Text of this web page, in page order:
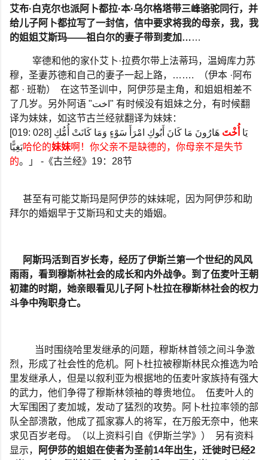
艾布·白克尔也派阿卜都拉·本·乌尔格塔带三峰骆驼同行，并
给儿子阿卜都拉写了一封信，信中要求将我的母亲，我，我
的姐姐艾斯玛——祖白尔的妻子带到麦加……
宰德和他的家仆艾卜·拉费尔带上法蒂玛，温姆库力苏
穆，圣妻苏德和自己的妻子一起上路，
……. （伊本 · 阿布
都 · 班勒）
在这节圣训中，阿伊莎是主角，和姐姐相差不
了几岁。另外阿语
"اخت" 有时候没有姐妹之分，有时候翻
译为妹妹，如这节古兰经就翻译为妹妹：
[019: 028] يَا أُخْتَ هَارُونَ مَا كَانَ أَبُوكِ امْرَأَ سَوْءٍ وَمَا كَانَتْ أُمُّكِ
بَغِيًّا哈伦的妹妹啊！你父亲不是缺德的，你母亲不是失节
的。」 - 《古兰经》 19： 28节
甚至有可能艾斯玛是阿伊莎的妹妹呢，因为阿伊莎和助
拜尔的婚姻早于艾斯玛和丈夫的婚姻。
阿斯玛活到百岁长寿，经历了伊斯兰第一个世纪的风风
雨雨，看到穆斯林社会的成长和内外战争。到了伍麦叶王朝
初建的时期，她亲眼看见儿子阿卜杜拉在穆斯林社会的权力
斗争中殉职身亡。
当时围绕哈里发继承的问题，穆斯林首领之间斗争激
烈，形成了社会性的危机。阿卜杜拉被穆斯林民众推选为哈
里发继承人，但是以叙利亚为根据地的伍麦叶家族持有强大
的武力，他们争得了穆斯林领袖的尊贵地位。
伍麦叶人的
大军围困了麦加城，发动了猛烈的攻势。阿卜杜拉率领的部
队全部溃散，他成了孤家寡人的将军，在万般无奈中，他来
求见百岁老母。（以上资料引自《伊斯兰学》）
另有资料
显示，
阿伊莎的姐姐在使者为圣前14年出生，迁徙时已经2